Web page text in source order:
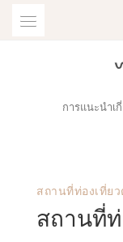
การแนะนำเ
สถานที่ท่องเที่ย
สถานที่